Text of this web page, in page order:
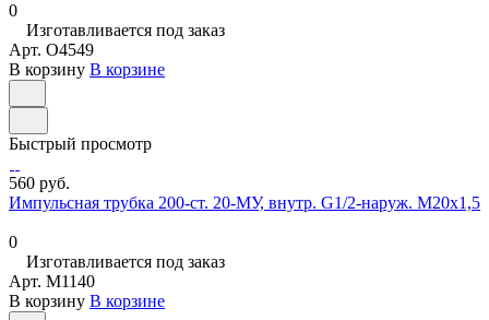
0
Изготавливается под заказ
Арт. O4549
В корзину В корзине
Быстрый просмотр
560 руб.
Импульсная трубка 200-ст. 20-МУ, внутр. G1/2-наруж. М20х1,5
0
Изготавливается под заказ
Арт. M1140
В корзину В корзине